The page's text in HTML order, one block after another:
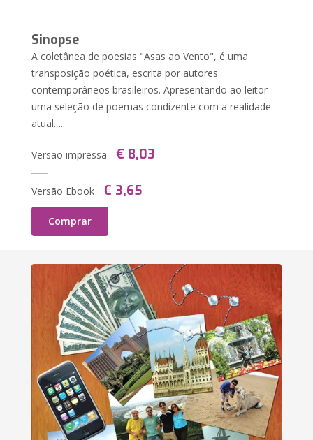
Sinopse
A coletânea de poesias "Asas ao Vento", é uma
transposição poética, escrita por autores
contemporâneos brasileiros. Apresentando ao leitor
uma seleção de poemas condizente com a realidade
atual. ...
Versão impressa € 8,03
Versão Ebook € 3,65
Comprar